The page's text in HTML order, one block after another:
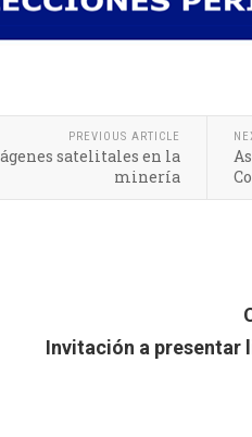
PREVIOUS ARTICLE
satelitales en la
minería
Invitación a presentar